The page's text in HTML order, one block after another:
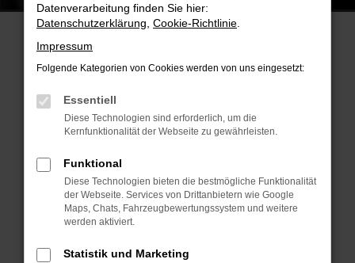
AKTUELLE NEUZUGÄNGE
FEHLER: NETWORK ERROR
Hier sind ein paar Tipps, die dir helfen können:
Überprüfe deine Firewall und deine
Internetverbindung.
Suchmaschine?
Datenverarbeitung finden Sie hier:
Datenschutzerklärung Cookie-Richtlinie
Impressum
Folgende Kategorien von Cookies werden von uns eingesetzt:
Essentiell
Diese Technologien sind erforderlich, um die
Kernfunktionalität der Webseite zu gewährleisten.
Funktional
Diese Technologien bieten die bestmögliche Funktionalität
der Webseite. Services von Drittanbietern wie Google
Maps, Chats, Fahrzeugbewertungssystem und weitere
werden aktiviert.
Statistik und Marketing